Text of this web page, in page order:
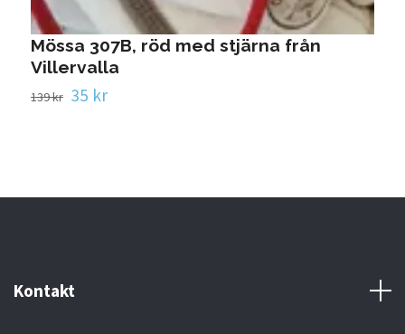
Mössa 307B, röd med stjärna från
Villervalla
139 kr 35 kr
Kontakt